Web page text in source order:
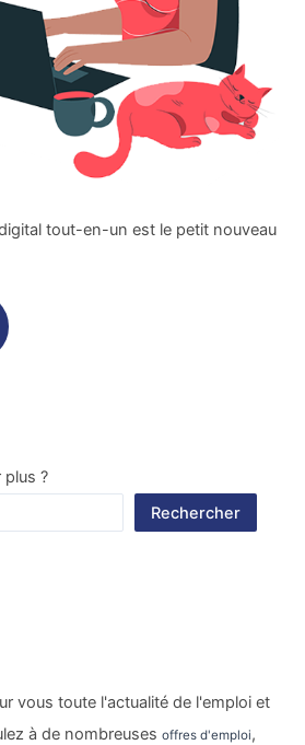
tout-en-un est le petit nouveau
plus ?
Rechercher
vous toute l'actualité de l'emploi et
à de nombreusesoffres d'emploi,